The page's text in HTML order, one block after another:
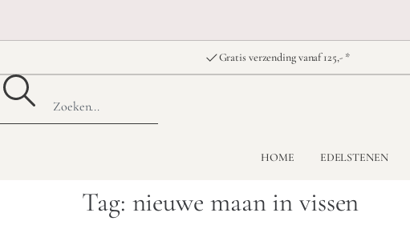
Gratis verzending vanaf 125,- *
HOME EDELSTENEN
Tag: nieuwe maan in vissen